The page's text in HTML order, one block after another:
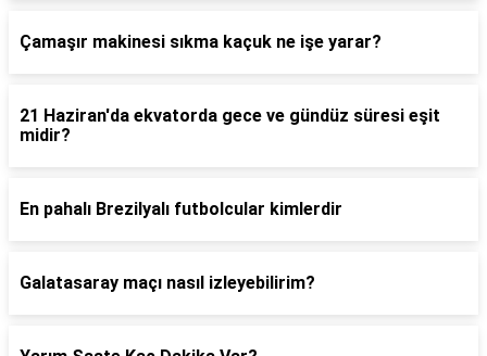
Çamaşır makinesi sıkma kaçuk ne işe yarar?
21 Haziran'da ekvatorda gece ve gündüz süresi eşit
midir?
En pahalı Brezilyalı futbolcular kimlerdir
Galatasaray maçı nasıl izleyebilirim?